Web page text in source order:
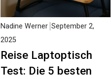
Reise Laptoptisch
Test: Die 5 besten
Nadine Werner September 2,
2025